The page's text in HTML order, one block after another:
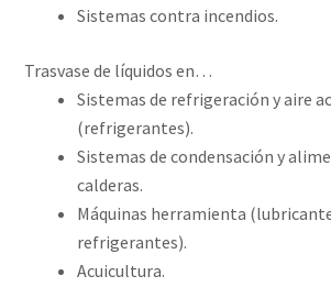
Sistemas contra incendios.
Trasvase de líquidos en…
Sistemas de refrigeración y aire
(refrigerantes).
Sistemas de condensación y
calderas.
Máquinas herramienta
refrigerantes).
Acuicultura.